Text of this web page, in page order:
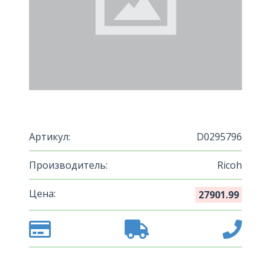
Артикул: D0295796
Производитель: Ricoh
Цена: 27901.99